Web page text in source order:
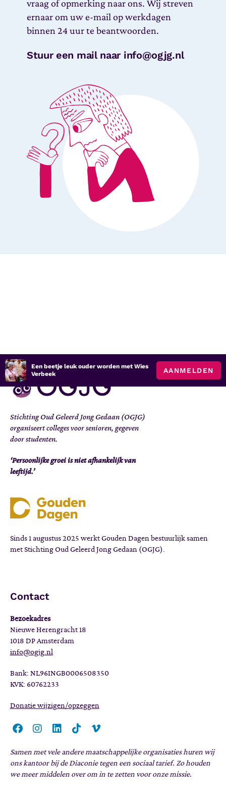
vraag of opmerking naar ons. Wij streven
ernaar om uw e-mail op werkdagen
binnen 24 uur te beantwoorden.
Stuur een mail naar info@ogjg.nl
Een beetje leuk ouder worden met Wies
Verbeek
AANMELDEN
Stichting Oud Geleerd Jong Gedaan (OGJG)
organiseert colleges voor senioren, gegeven
door studenten.
‘Persoonlijke groei is niet afhankelijk van
leeftijd.’
Sinds 1 augustus 2025 werkt Gouden Dagen bestuurlijk samen
met Stichting Oud Geleerd Jong Gedaan (OGJG).
Contact
Bezoekadres
Nieuwe Herengracht 18
1018 DP Amsterdam
info@ogjg.nl
Bank: NL96INGB0006508350
KVK: 60762233
Donatie wijzigen/opzeggen
Samen met vele andere maatschappelijke organisaties huren wij
ons kantoor bij de Diaconie tegen een sociaal tarief. Zo houden
we meer middelen over om in te zetten voor onze missie.